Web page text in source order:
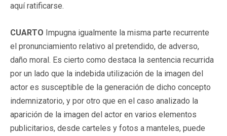
aquí ratificarse.
CUARTO Impugna igualmente la misma parte recurrente
el pronunciamiento relativo al pretendido, de adverso,
daño moral. Es cierto como destaca la sentencia recurrida
por un lado que la indebida utilización de la imagen del
actor es susceptible de la generación de dicho concepto
indemnizatorio, y por otro que en el caso analizado la
aparición de la imagen del actor en varios elementos
publicitarios, desde carteles y fotos a manteles, puede